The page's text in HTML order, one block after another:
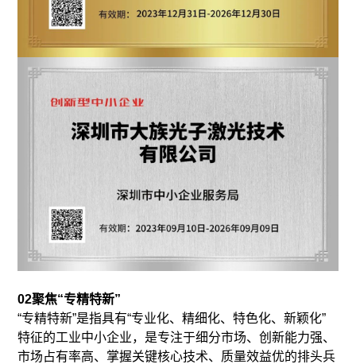
02聚焦“专精特新”
“专精特新”是指具有“专业化、精细化、特色化、新颖化”
特征的工业中小企业，是专注于细分市场、创新能力强、
市场占有率高、掌握关键核心技术、质量效益优的排头兵